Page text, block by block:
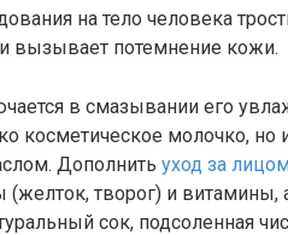
на тело человека
вызывает потемнение кожи.
в смазывании его
косметическое молочко, но
Дополнить уход за
творог) и витамины,
сок, подсоленная